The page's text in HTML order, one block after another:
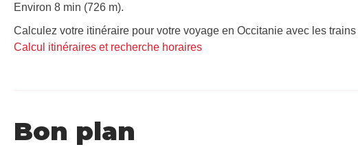
Environ 8 min (726 m).
Calculez votre itinéraire pour votre voyage en Occitanie avec les
Calcul itinéraires et recherche horaires
Bon plan